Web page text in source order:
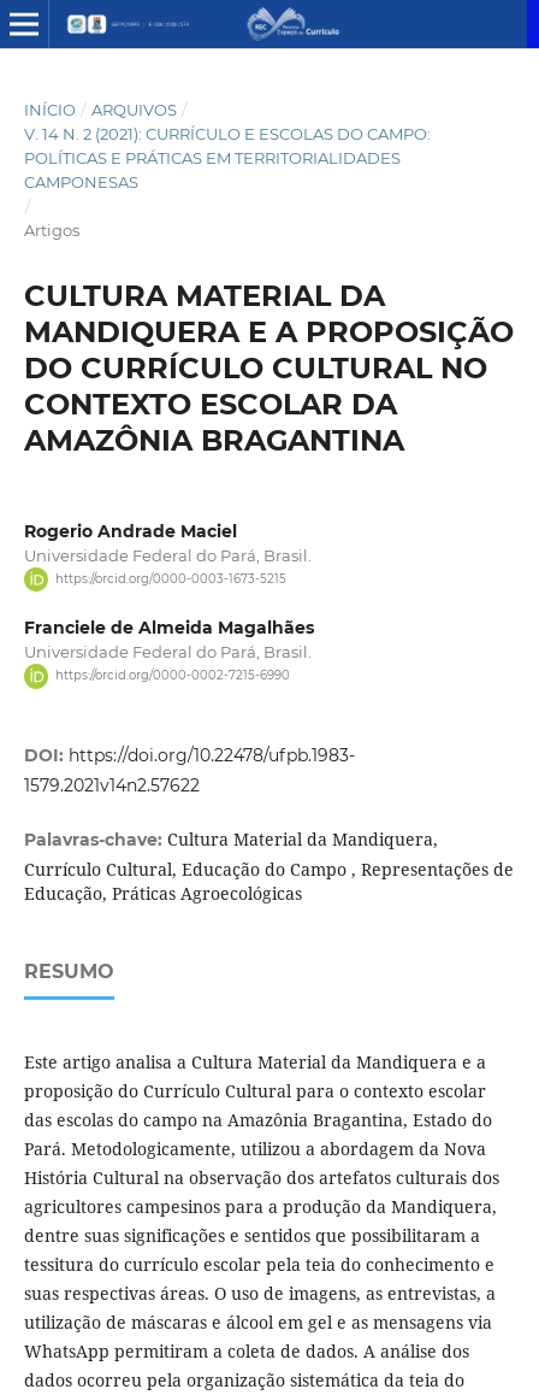
INÍCIO / ARQUIVOS /
V. 14 N. 2 (2021): CURRÍCULO E ESCOLAS DO CAMPO:
POLÍTICAS E PRÁTICAS EM TERRITORIALIDADES
CAMPONESAS
/
Artigos
CULTURA MATERIAL DA
MANDIQUERA E A PROPOSIÇÃO
DO CURRÍCULO CULTURAL NO
CONTEXTO ESCOLAR DA
AMAZÔNIA BRAGANTINA
Rogerio Andrade Maciel
Universidade Federal do Pará, Brasil.
https://orcid.org/0000-0003-1673-5215
Franciele de Almeida Magalhães
Universidade Federal do Pará, Brasil.
https://orcid.org/0000-0002-7215-6990
DOI: https://doi.org/10.22478/ufpb.1983-
1579.2021v14n2.57622
Palavras-chave: Cultura Material da Mandiquera,
Currículo Cultural, Educação do Campo , Representações de
Educação, Práticas Agroecológicas
RESUMO
Este artigo analisa a Cultura Material da Mandiquera e a
proposição do Currículo Cultural para o contexto escolar
das escolas do campo na Amazônia Bragantina, Estado do
Pará. Metodologicamente, utilizou a abordagem da Nova
História Cultural na observação dos artefatos culturais dos
agricultores campesinos para a produção da Mandiquera,
dentre suas significações e sentidos que possibilitaram a
tessitura do currículo escolar pela teia do conhecimento e
suas respectivas áreas. O uso de imagens, as entrevistas, a
utilização de máscaras e álcool em gel e as mensagens via
WhatsApp permitiram a coleta de dados. A análise dos
dados ocorreu pela organização sistemática da teia do